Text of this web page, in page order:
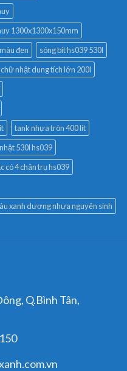
1300x1300x150mm
đen
sóng bít hs039 530l
nhật dung tích lớn 200l
tank nhựa tròn 400 lít
530l hs039
có 4 chân trụ hs039
xanh dương nhựa nguyên sinh
Q.Bình Tân,